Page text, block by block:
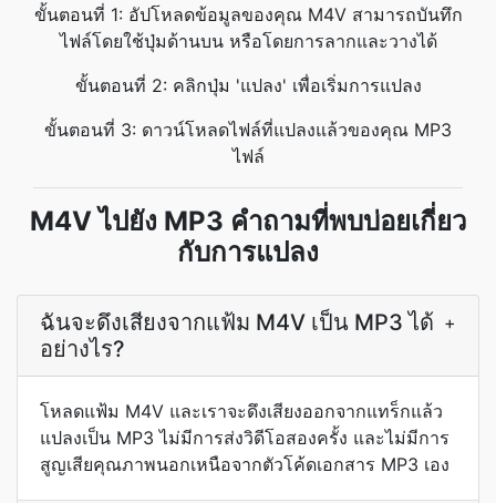
ขั้นตอนที่ 1: อัปโหลดข้อมูลของคุณ M4V สามารถบันทึก
ไฟล์โดยใช้ปุ่มด้านบน หรือโดยการลากและวางได้
ขั้นตอนที่ 2: คลิกปุ่ม 'แปลง' เพื่อเริ่มการแปลง
ขั้นตอนที่ 3: ดาวน์โหลดไฟล์ที่แปลงแล้วของคุณ MP3
ไฟล์
M4V ไปยัง MP3 คำถามที่พบบ่อยเกี่ยว
กับการแปลง
ฉันจะดึงเสียงจากแฟ้ม M4V เป็น MP3 ได้
อย่างไร?
+
โหลดแฟ้ม M4V และเราจะดึงเสียงออกจากแทร็กแล้ว
แปลงเป็น MP3 ไม่มีการส่งวิดีโอสองครั้ง และไม่มีการ
สูญเสียคุณภาพนอกเหนือจากตัวโค้ดเอกสาร MP3 เอง